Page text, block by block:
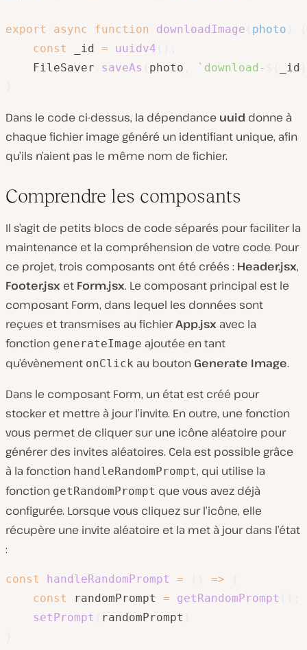
export async function downloadImage photo
const
_id = uuidv4
    FileSaver
saveAs photo ` download- _id
Dans le code ci-dessus, la dépendance uuid donne à
chaque fichier image généré un identifiant unique, afin
qu’ils n’aient pas le même nom de fichier.
Comprendre les composants
Il s’agit de petits blocs de code séparés pour faciliter la
maintenance et la compréhension de votre code. Pour
ce projet, trois composants ont été créés : Header.jsx,
Footer.jsx et Form.jsx. Le composant principal est le
composant Form, dans lequel les données sont
reçues et transmises au fichierApp.jsx avec la
fonction generateImage ajoutée en tant
qu’évènement onClick au bouton Generate Image.
Dans le composant Form, un état est créé pour
stocker et mettre à jour l’invite. En outre, une fonction
vous permet de cliquer sur une icône aléatoire pour
générer des invites aléatoires. Cela est possible grâce
à la fonction handleRandomPrompt, qui utilise la
fonction getRandomPrompt que vous avez déjà
configurée. Lorsque vous cliquez sur l’icône, elle
récupère une invite aléatoire et la met à jour dans l’état
:
const handleRandomPrompt = =>
const
randomPrompt = getRandomPrompt
setPrompt
randomPrompt